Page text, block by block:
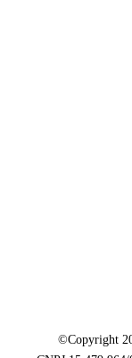
©Copyright